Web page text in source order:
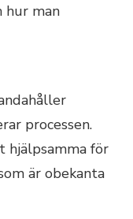
hur man
processen.
hjälpsamma för
är obekanta